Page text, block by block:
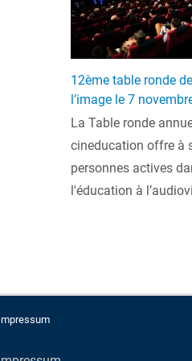
12ème table ronde
l’image le 7
La Table ronde
cineducation offre à
personnes actives
l'éducation à